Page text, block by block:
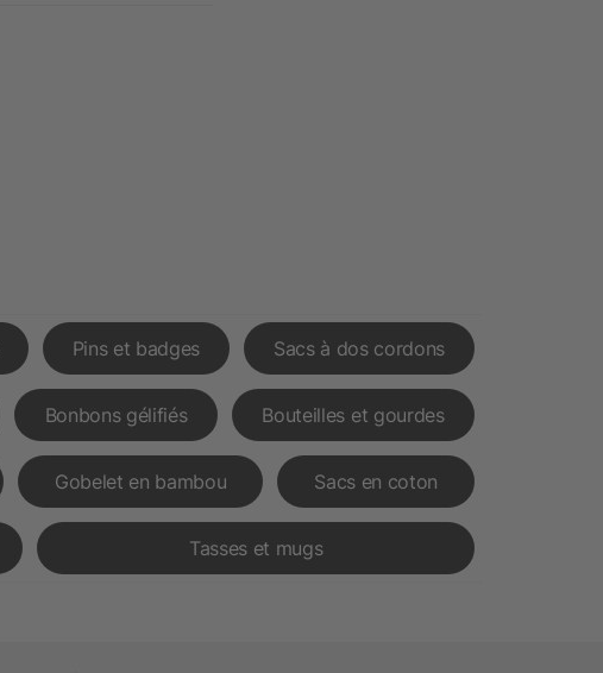
Pins et badges Sacs à dos cordons
Bonbons gélifiés Bouteilles et gourdes
Gobelet en bambou Sacs en coton
Tasses et mugs